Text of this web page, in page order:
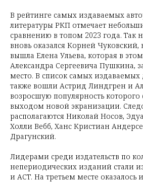
В рейтинге самых издаваемых
литературы РКП отмечает
сравнению в топом 2023 года. Так
вновь оказался Корней Чуковский,
вышла Елена Ульева, которая в
Александра Сергеевича Пушкина,
место. В список самых издаваемых
также вошли Астрид Линдгрен и
возросшую популярность которого
выходом новой экранизации.
располагаются Николай Носов,
Холли Вебб, Ханс Кристиан
Драгунский.
Лидерами среди издательств по
непериодических изданий стали
и АСТ. На третьем месте оказалось